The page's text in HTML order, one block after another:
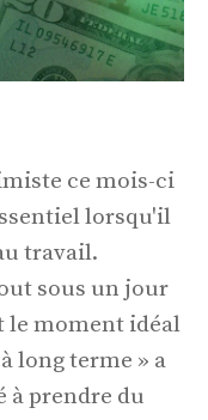
ce mois-ci
lorsqu'il
travail.
sous un jour
le moment idéal
long terme » a
à prendre du